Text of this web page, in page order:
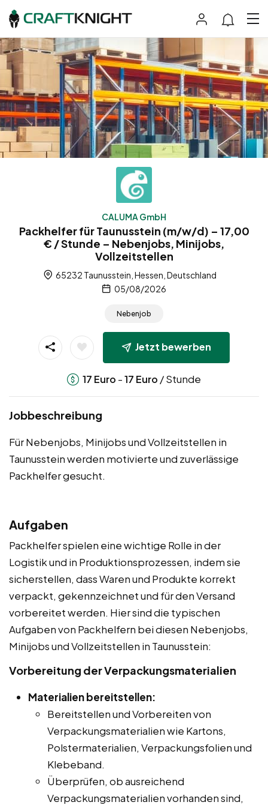
CALUMA GmbH
Packhelfer für Taunusstein (m/w/d) – 17,00
€ / Stunde – Nebenjobs, Minijobs,
Vollzeitstellen
65232 Taunusstein, Hessen, Deutschland
05/08/2026
Nebenjob
Jetzt bewerben
17 Euro -17 Euro / Stunde
Jobbeschreibung
Für Nebenjobs, Minijobs und Vollzeitstellen in
Taunusstein werden motivierte und zuverlässige
Packhelfer gesucht.
Aufgaben
Packhelfer spielen eine wichtige Rolle in der
Logistik und in Produktionsprozessen, indem sie
sicherstellen, dass Waren und Produkte korrekt
verpackt, gekennzeichnet und für den Versand
vorbereitet werden. Hier sind die typischen
Aufgaben von Packhelfern bei diesen Nebenjobs,
Minijobs und Vollzeitstellen in Taunusstein:
Vorbereitung der Verpackungsmaterialien
Materialien bereitstellen:
Bereitstellen und Vorbereiten von
Verpackungsmaterialien wie Kartons,
Polstermaterialien, Verpackungsfolien und
Klebeband.
Überprüfen, ob ausreichend
Verpackungsmaterialien vorhanden sind,